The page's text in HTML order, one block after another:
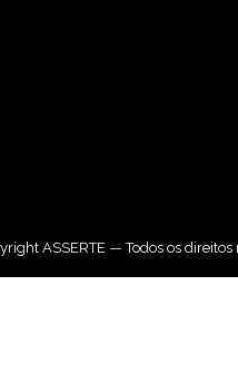
ASSERTE — Todos os direitos